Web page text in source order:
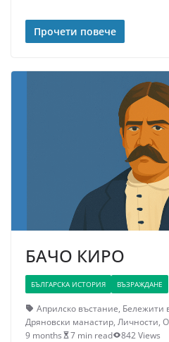
Прочети повече
БАЧО КИРО
БЪЛГАРСКА ИСТОРИЯ ВЪЗРАЖДАНЕ
Априлско въстание, Бележити
Дряновски манастир, Личности,
9 months
7 min read 842 Views